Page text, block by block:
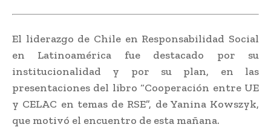
El liderazgo de Chile en Responsabilidad Social
en Latinoamérica fue destacado por su
institucionalidad y por su plan, en las
presentaciones del libro “Cooperación entre UE
y CELAC en temas de RSE”, de Yanina Kowszyk,
que motivó el encuentro de esta mañana.